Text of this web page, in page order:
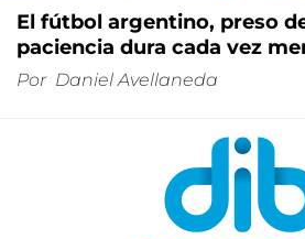
El fútbol argentino, preso
paciencia dura cada vez
Por Daniel Avellaneda